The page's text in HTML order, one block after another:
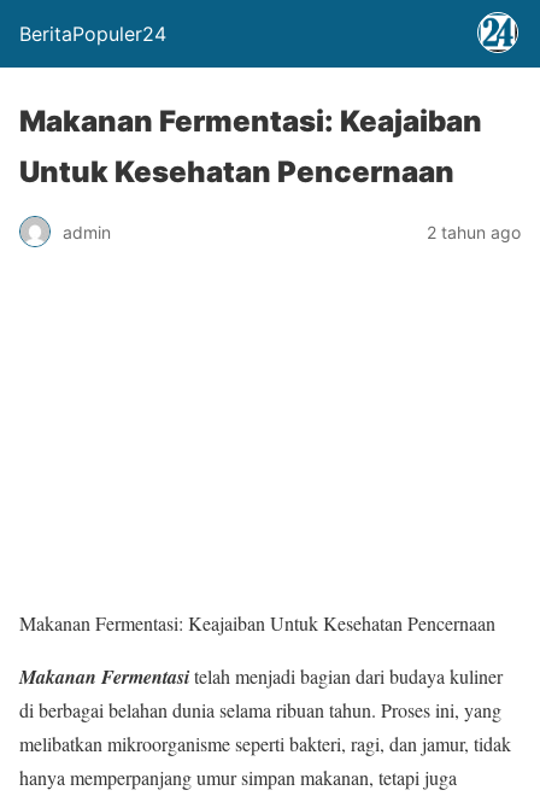
BeritaPopuler24
Makanan Fermentasi: Keajaiban
Untuk Kesehatan Pencernaan
admin 2 tahun ago
Makanan Fermentasi: Keajaiban Untuk Kesehatan Pencernaan
Makanan Fermentasitelah menjadi bagian dari budaya kuliner
di berbagai belahan dunia selama ribuan tahun. Proses ini, yang
melibatkan mikroorganisme seperti bakteri, ragi, dan jamur, tidak
hanya memperpanjang umur simpan makanan, tetapi juga